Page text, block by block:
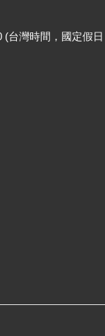
(台灣時間，國定假日